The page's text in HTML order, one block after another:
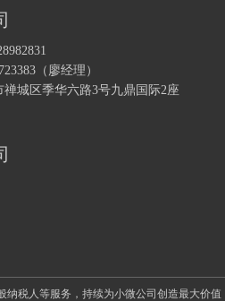
（廖经理）
城区季华六路3号九鼎国际2座
税人等服务，持续为小微公司创造最大价